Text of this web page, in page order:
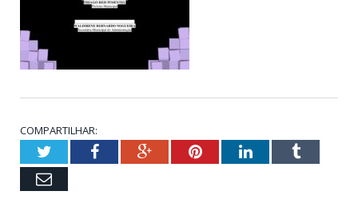
COMPARTILHAR:
TwitterFacebookGoogle+PinterestLinkedInTumblr
Email